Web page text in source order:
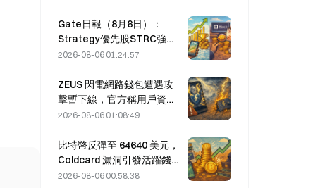
Gate日報（8月6日）：
Strategy優先股STRC強勢
反彈；Block上調2026全年
2026-08-06 01:24:57
ZEUS 閃電網路錢包遭遇攻
擊暫下線，官方稱用戶資金
未丟失
2026-08-06 01:08:49
比特幣反彈至 64640 美元，
Coldcard 漏洞引發活躍錢包
創三個月新高
2026-08-06 00:58:38